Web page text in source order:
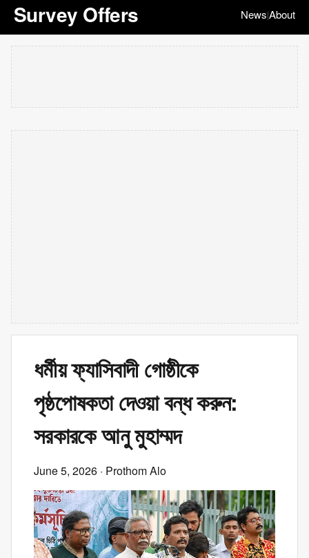
Survey Offers News|About
ধর্মীয় ফ্যাসিবাদী গোষ্ঠীকে
পৃষ্ঠপোষকতা দেওয়া বন্ধ করুন:
সরকারকে আনু মুহাম্মদ
June 5, 2026 · Prothom Alo